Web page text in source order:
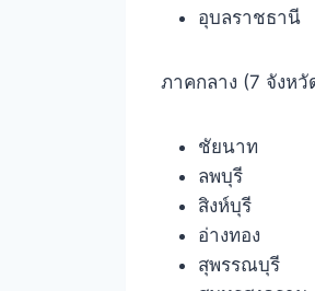
อุบลราชธานี
ภาคกลาง (7 จังหวั
ชัยนาท
ลพบุรี
สิงห์บุรี
อ่างทอง
สุพรรณบุรี